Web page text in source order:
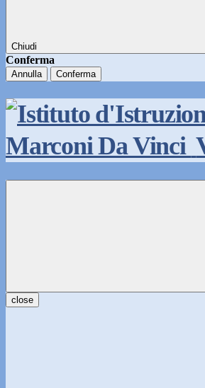
Chiudi
Conferma
Annulla Conferma
Marconi Da Vinci
close